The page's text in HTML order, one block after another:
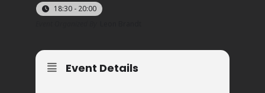
18:30 - 20:00
Event Details